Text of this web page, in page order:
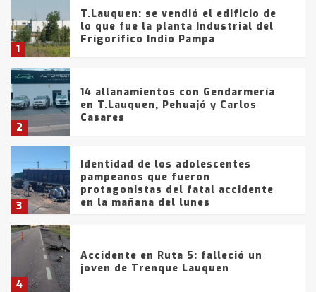
1
T.Lauquen: se vendió el edificio de
lo que fue la planta Industrial del
Frígorífico Indio Pampa
2
14 allanamientos con Gendarmería
en T.Lauquen, Pehuajó y Carlos
Casares
3
Identidad de los adolescentes
pampeanos que fueron
protagonistas del fatal accidente
en la mañana del lunes
4
Accidente en Ruta 5: falleció un
joven de Trenque Lauquen